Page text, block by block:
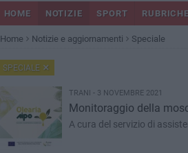
HOME NOTIZIE SPORT RUBRICHE
Home Notizie e aggiornamenti Speciale
SPECIALE
TRANI - 3 NOVEMBRE 2021
Monitoraggio della
A cura del servizio di